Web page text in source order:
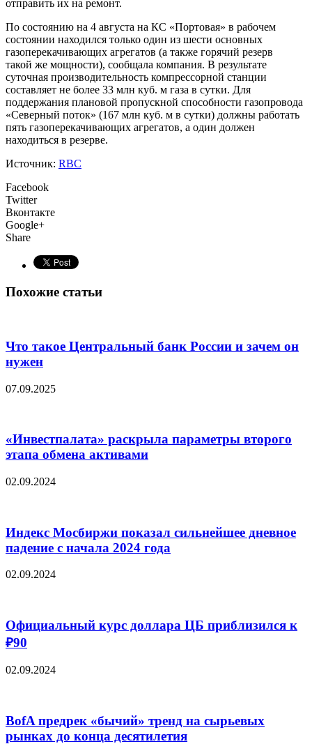
отправить их на ремонт.
По состоянию на 4 августа на КС «Портовая» в рабочем
состоянии находился только один из шести основных
газоперекачивающих агрегатов (а также горячий резерв
такой же мощности), сообщала компания. В результате
суточная производительность компрессорной станции
составляет не более 33 млн куб. м газа в сутки. Для
поддержания плановой пропускной способности газопровода
«Северный поток» (167 млн куб. м в сутки) должны работать
пять газоперекачивающих агрегатов, а один должен
находиться в резерве.
Источник: RBC
Facebook
Twitter
Вконтакте
Google+
Share
Похожие статьи
Что такое Центральный банк России и зачем он
нужен
07.09.2025
«Инвестпалата» раскрыла параметры второго
этапа обмена активами
02.09.2024
Индекс Мосбиржи показал сильнейшее дневное
падение с начала 2024 года
02.09.2024
Официальный курс доллара ЦБ приблизился к
₽90
02.09.2024
BofA предрек «бычий» тренд на сырьевых
рынках до конца десятилетия